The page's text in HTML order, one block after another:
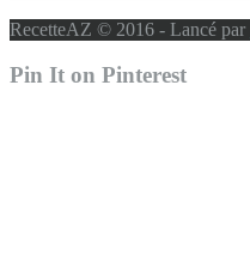
RecetteAZ © 2016 - Lancé par
Pin It on Pinterest